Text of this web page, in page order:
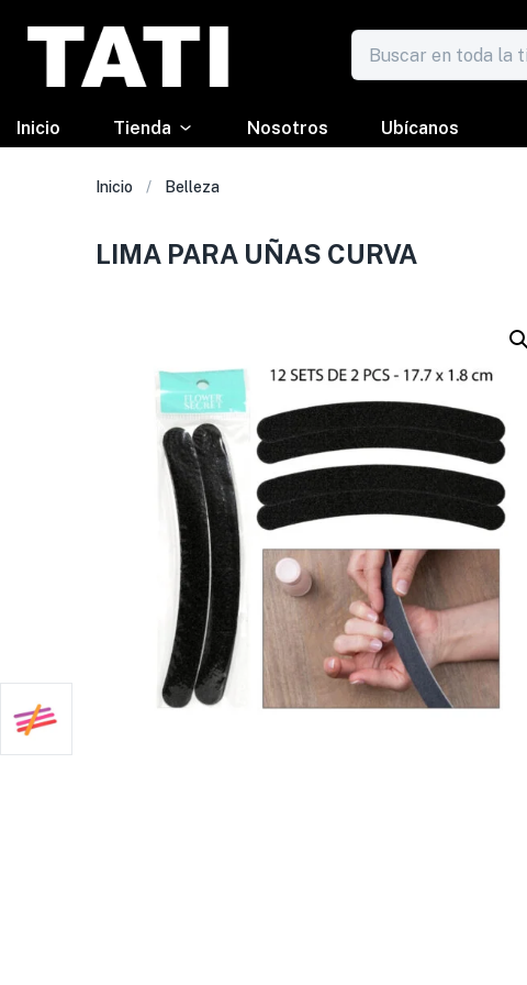
Inicio Tienda Nosotros Ubícanos
Inicio Belleza
LIMA PARA UÑAS CURVA